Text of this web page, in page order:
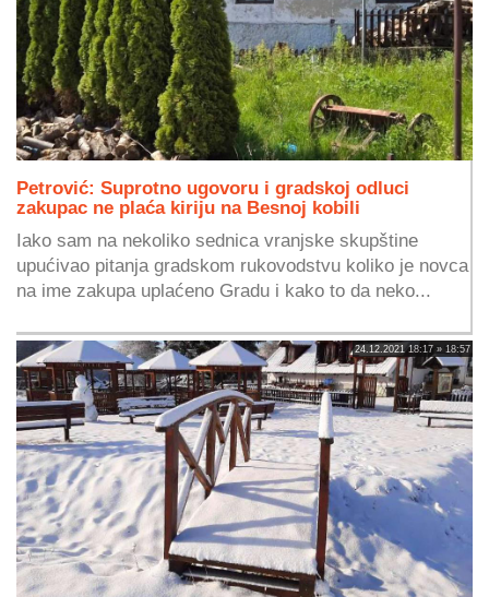
Petrović: Suprotno ugovoru i gradskoj odluci
zakupac ne plaća kiriju na Besnoj kobili
Iako sam na nekoliko sednica vranjske skupštine
upućivao pitanja gradskom rukovodstvu koliko je novca
na ime zakupa uplaćeno Gradu i kako to da neko...
24.12.2021 18:17 » 18:57